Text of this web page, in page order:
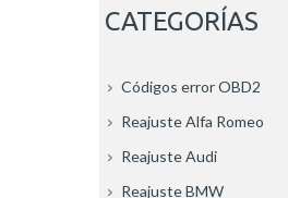
CATEGORÍAS
Códigos error OBD2
Reajuste Alfa Romeo
Reajuste Audi
Reajuste BMW